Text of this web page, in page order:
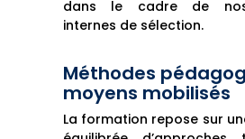
dans le cadre de nos
internes de sélection.
Méthodes
moyens mobilisés
La formation repose sur